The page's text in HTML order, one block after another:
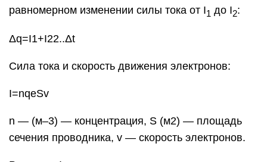
равномерном изменении силы тока от I1 до I2:
Δq=I1+I22..Δt
Сила тока и скорость движения электронов:
I=nqeSv
n — (м–3) — концентрация, S (м2) — площадь
сечения проводника, v — скорость электронов.